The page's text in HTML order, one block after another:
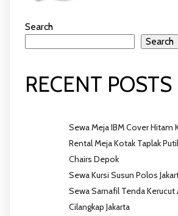
Search
Search
RECENT POSTS
Sewa Meja IBM Cover Hitam
Rental Meja Kotak Taplak
Chairs Depok
Sewa Kursi Susun Polos
Sewa Sarnafil Tenda Kerucut
Cilangkap Jakarta